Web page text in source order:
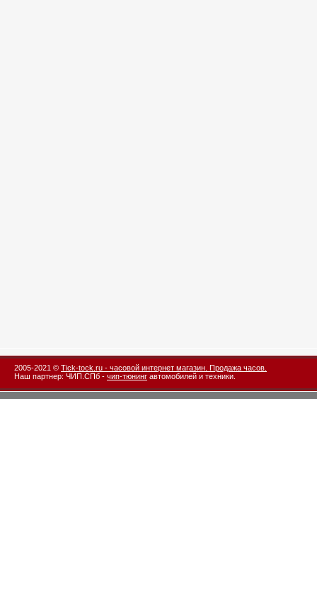
2005-2021 © Tick-tock.ru - часовой интернет магазин. Продажа часов.
Наш партнер: ЧИП.СПб - чип-тюнинг автомобилей и техники.